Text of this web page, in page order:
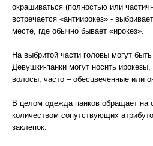
окрашиваться (полностью или
встречается «антиирокез» -
месте, где обычно бывает «ирокез».
На выбритой части головы могут
Девушки-панки могут носить
волосы, часто – обесцвеченные или
В целом одежда панков обращает на
количеством сопутствующих
заклепок.